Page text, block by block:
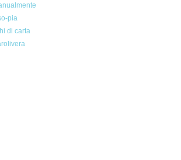
pia
di carta